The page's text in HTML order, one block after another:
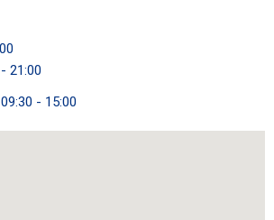
21:00
- 15:00